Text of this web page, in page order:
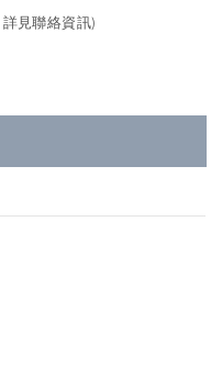
見聯絡資訊)